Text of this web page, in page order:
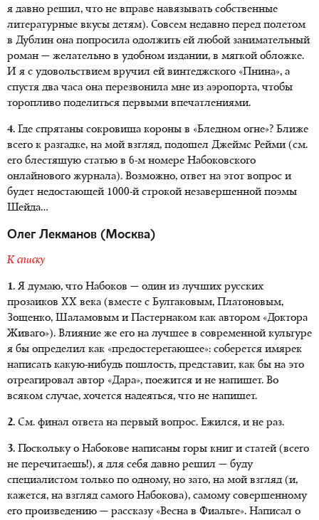
я давно решил, что не вправе навязывать собственные
литературные вкусы детям). Совсем недавно перед полетом
в Дублин она попросила одолжить ей любой занимательный
роман — желательно в удобном издании, в мягкой обложке.
И я с удовольствием вручил ей винтеджского «Пнина», а
спустя два часа она перезвонила мне из аэропорта, чтобы
торопливо поделиться первыми впечатлениями.
4. Где спрятаны сокровища короны в «Бледном огне»? Ближе
всего к разгадке, на мой взгляд, подошел Джеймс Рейми (см.
его блестящую статью в 6-м номере Набоковского
онлайнового журнала). Возможно, ответ на этот вопрос и
будет недостающей 1000-й строкой незавершенной поэмы
Шейда…
Олег Лекманов (Москва)
К списку
1. Я думаю, что Набоков — один из лучших русских
прозаиков ХХ века (вместе с Булгаковым, Платоновым,
Зощенко, Шаламовым и Пастернаком как автором «Доктора
Живаго»). Влияние же его на лучшее в современной культуре
я бы определил как «предостерегающее»: соберется имярек
написать какую-нибудь пошлость, представит, как бы на это
отреагировал автор «Дара», поежится и не напишет. Во
всяком случае, хочется надеяться, что не напишет.
2. См. финал ответа на первый вопрос. Ежился, и не раз.
3. Поскольку о Набокове написаны горы книг и статей (всего
не перечитаешь!), я для себя давно решил — буду
специалистом только по одному, но зато, на мой взгляд (и,
кажется, на взгляд самого Набокова), самому совершенному
его произведению — рассказу «Весна в Фиальте». Написал о